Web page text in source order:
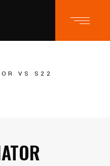
VS S22